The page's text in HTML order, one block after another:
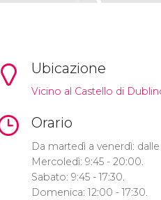
Ubicazione
Vicino al Castello di
Orario
Da martedì a venerdì: dalle
Mercoledì: 9:45 - 20:00.
Sabato: 9:45 - 17:30.
Domenica: 12:00 - 17:30.